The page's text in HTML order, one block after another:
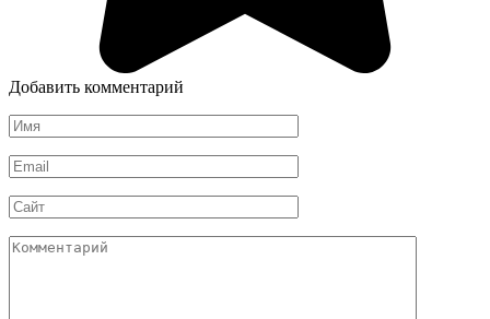
Добавить комментарий
Имя
*
Email
*
Сайт
Комментарий